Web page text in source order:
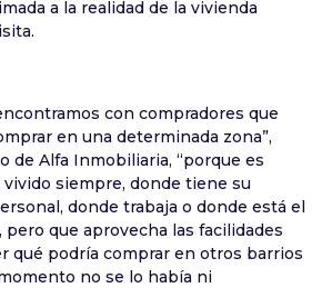
a la realidad de la vivienda
con compradores que
en una determinada zona”,
de Alfa Inmobiliaria, “porque es
vivido siempre, donde tiene su
donde trabaja o donde está el
que aprovecha las facilidades
qué podría comprar en otros barrios
no se lo había ni